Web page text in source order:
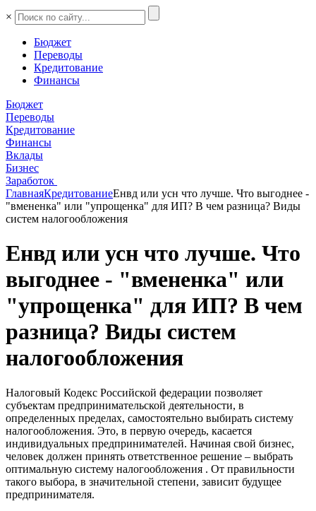
×
Бюджет
Переводы
Кредитование
Финансы
Бюджет
Переводы
Кредитование
Финансы
Вклады
Бизнес
Заработок
ГлавнаяКредитованиеЕнвд или усн что лучше. Что выгоднее -
"вмененка" или "упрощенка" для ИП? В чем разница? Виды
систем налогообложения
Енвд или усн что лучше. Что
выгоднее - "вмененка" или
"упрощенка" для ИП? В чем
разница? Виды систем
налогообложения
Налоговый Кодекс Российской федерации позволяет
субъектам предпринимательской деятельности, в
определенных пределах, самостоятельно выбирать систему
налогообложения. Это, в первую очередь, касается
индивидуальных предпринимателей. Начиная свой бизнес,
человек должен принять ответственное решение – выбрать
оптимальную систему налогообложения . От правильности
такого выбора, в значительной степени, зависит будущее
предпринимателя.